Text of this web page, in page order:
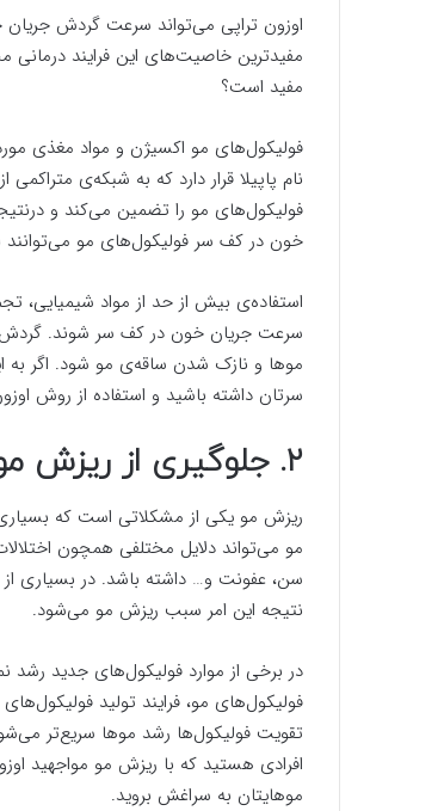
اوزون تراپی می‌تواند سرعت گردش جریان
مفیدترین خاصیت‌های این فرایند
مفید است؟
فولیکول‌های مو اکسیژن و مواد مغذی
نام پاپیلا قرار دارد که به شبکه‌ی
فولیکول‌های مو را تضمین می‌کند و
خون در کف سر فولیکول‌های مو می‌توانند
استفاده‌ی بیش از حد از مواد
سرعت جریان خون در کف سر شوند.
موها و نازک شدن ساقه‌ی مو شود. اگر
سرتان داشته باشید و استفاده از روش
۲. جلوگیری از ریزش مو
ریزش مو یکی از مشکلاتی است که
مو می‌تواند دلایل مختلفی همچون
سن، عفونت و… داشته باشد. در بسیاری
نتیجه این امر سبب ریزش مو می‌شود.
در برخی از موارد فولیکول‌های جدید
فولیکول‌های مو، فرایند تولید
تقویت فولیکول‌ها رشد موها سریع‌تر
افرادی هستید که با ریزش مو مواجهید
موهایتان به سراغش بروید.